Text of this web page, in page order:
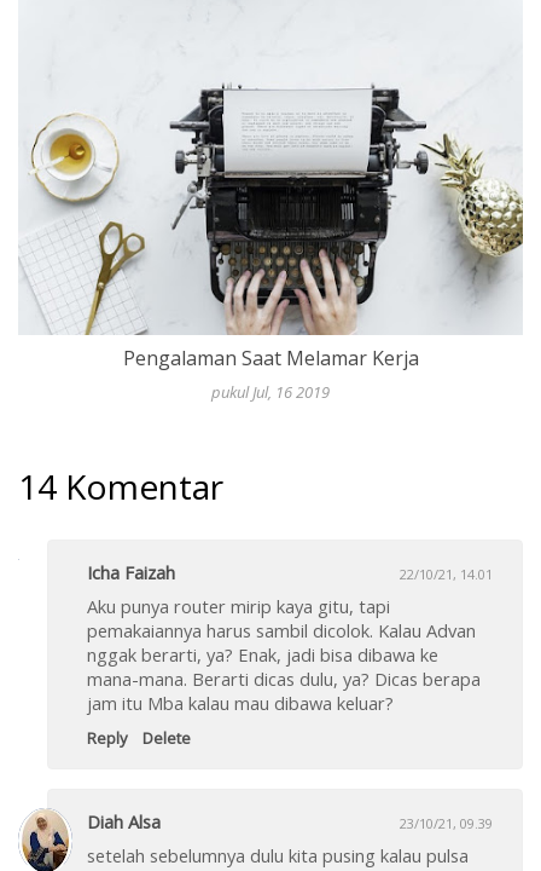
Pengalaman Saat Melamar Kerja
pukul Jul, 16 2019
14 Komentar
Icha Faizah 22/10/21, 14.01
Aku punya router mirip kaya gitu, tapi
pemakaiannya harus sambil dicolok. Kalau Advan
nggak berarti, ya? Enak, jadi bisa dibawa ke
mana-mana. Berarti dicas dulu, ya? Dicas berapa
jam itu Mba kalau mau dibawa keluar?
Reply Delete
Diah Alsa 23/10/21, 09.39
setelah sebelumnya dulu kita pusing kalau pulsa